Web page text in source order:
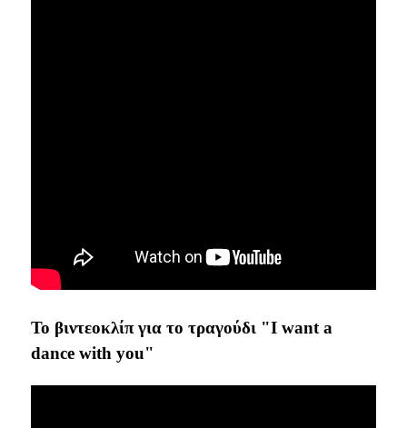
Το βιντεοκλίπ για το τραγούδι "I want a
dance with you"